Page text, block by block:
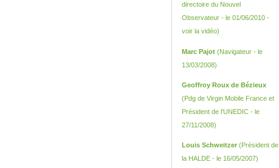
directoire du Nouvel
Observateur - le 01/06/2010 -
voir la vidéo)
Marc Pajot (Navigateur - le
13/03/2008)
Geoffroy Roux de Bézieux
(Pdg de Virgin Mobile France et
Président de l'UNEDIC - le
27/11/2008)
Louis Schweitzer (Président de
la HALDE - le 16/05/2007)